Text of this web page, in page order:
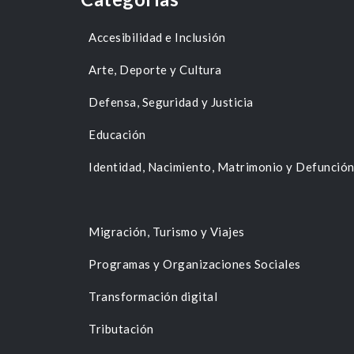
Accesibilidad e Inclusión
Arte, Deporte y Cultura
Defensa, Seguridad y Justicia
Educación
Identidad, Nacimiento, Matrimonio y Defunción
Migración, Turismo y Viajes
Programas y Organizaciones Sociales
Transformación digital
Tributación